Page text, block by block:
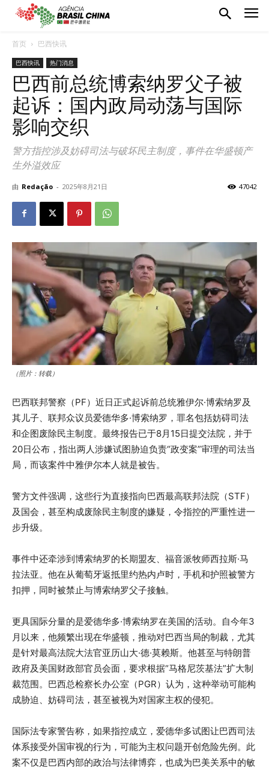
首页 巴西快讯
巴西快讯 热门消息
巴西前总统博索纳罗父子被
起诉：国内政局动荡与国际
影响交织
警方指控涉及妨碍司法与破坏民主制度，事件在华盛顿产
生外溢效应
由 Redação - 2025年8月21日 47042
（照片：转载）
巴西联邦警察（PF）近日正式起诉前总统雅伊尔·博索纳罗及
其儿子、联邦众议员爱德华多·博索纳罗，罪名包括妨碍司法
和企图废除民主制度。最终报告已于8月15日提交法院，并于
20日公布，指出两人涉嫌试图胁迫负责“政变案”审理的司法当
局，而该案件中雅伊尔本人就是被告。
警方文件强调，这些行为直接指向巴西最高联邦法院（STF）
及国会，甚至构成废除民主制度的嫌疑，令指控的严重性进一
步升级。
事件中还牵涉到博索纳罗的长期盟友、福音派牧师西拉斯·马
拉法亚。他在从葡萄牙返抵里约热内卢时，手机和护照被警方
扣押，同时被禁止与博索纳罗父子接触。
更具国际分量的是爱德华多·博索纳罗在美国的活动。自今年3
月以来，他频繁出现在华盛顿，推动对巴西当局的制裁，尤其
是针对最高法院大法官亚历山大·德·莫赖斯。他甚至与特朗普
政府及美国财政部官员会面，要求根据“马格尼茨基法”扩大制
裁范围。巴西总检察长办公室（PGR）认为，这种举动可能构
成胁迫、妨碍司法，甚至被视为对国家主权的侵犯。
国际法专家警告称，如果指控成立，爱德华多试图让巴西司法
体系接受外国审视的行为，可能为主权问题开创危险先例。此
案不仅是巴西内部的政治与法律博弈，也成为巴美关系中的敏